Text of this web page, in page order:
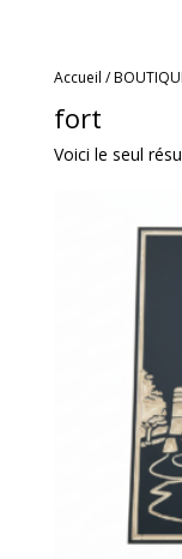
Accueil /
fort
Voici le seul